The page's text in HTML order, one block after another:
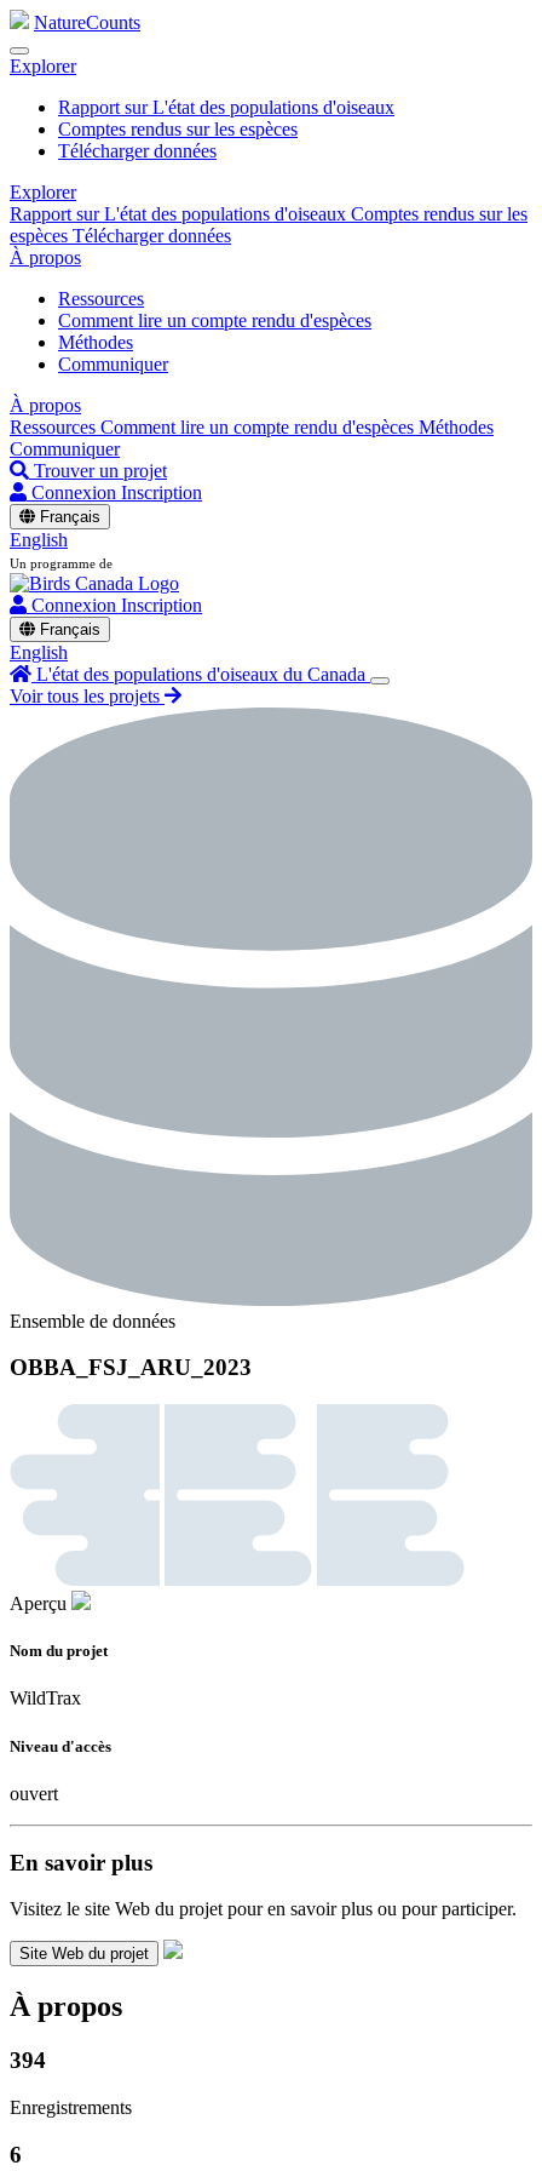
NatureCounts
Explorer
Rapport sur L'état des populations d'oiseaux
Comptes rendus sur les espèces
Télécharger données
Explorer
Rapport sur L'état des populations d'oiseaux Comptes rendus sur les
espèces Télécharger données
À propos
Ressources
Comment lire un compte rendu d'espèces
Méthodes
Communiquer
À propos
Ressources Comment lire un compte rendu d'espèces Méthodes
Communiquer
Trouver un projet
Connexion Inscription
Français
English
Un programme de
Connexion Inscription
Français
English
L'état des populations d'oiseaux du Canada
Voir tous les projets
Ensemble de données
OBBA_FSJ_ARU_2023
Aperçu
Nom du projet
WildTrax
Niveau d'accès
ouvert
En savoir plus
Visitez le site Web du projet pour en savoir plus ou pour participer.
Site Web du projet
À propos
394
Enregistrements
6